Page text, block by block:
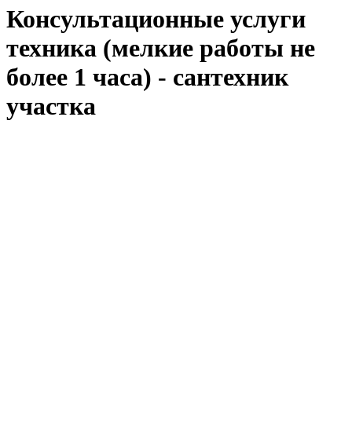
Консультационные услуги
техника (мелкие работы не
более 1 часа) - сантехник
участка